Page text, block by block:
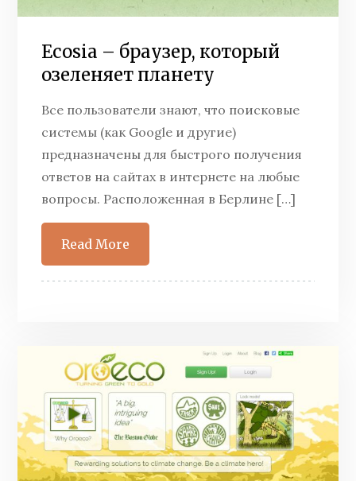
Ecosia – браузер, который
озеленяет планету
Все пользователи знают, что поисковые
системы (как Google и другие)
предназначены для быстрого получения
ответов на сайтах в интернете на любые
вопросы. Расположенная в Берлине […]
Read More